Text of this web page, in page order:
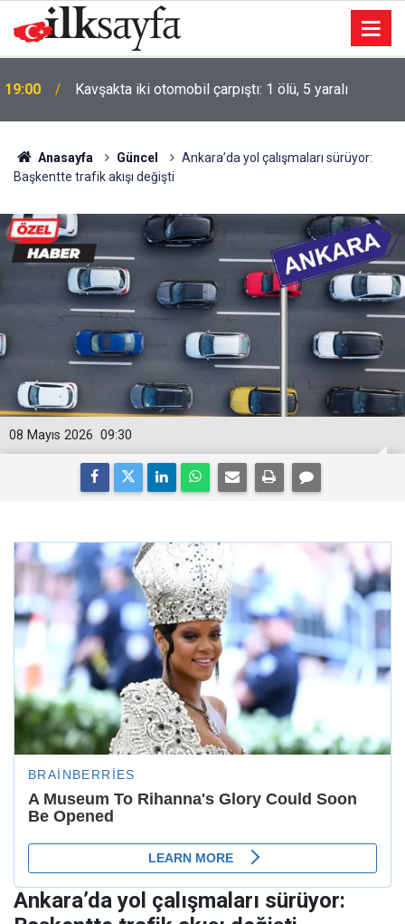
19:00 Kavşakta iki otomobil çarpıştı: 1 ölü, 5 yaralı
Anasayfa Güncel
Ankara’da yol çalışmaları sürüyor:
Başkentte trafik akışı değişti
09:30
08 Mayıs 2026
Ankara’da yol çalışmaları sürüyor: